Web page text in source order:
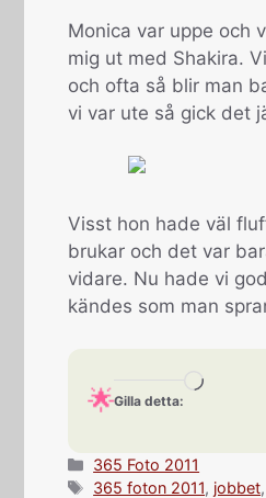
Monica var uppe och
mig ut med Shakira.
och ofta så blir man
vi var ute så gick det
Visst hon hade väl
brukar och det var
vidare. Nu hade vi
kändes som man
Gilla detta:
Laddar
Kategorier
365 Foto 2011
Etiketter
365 foton 2011, jobbet,